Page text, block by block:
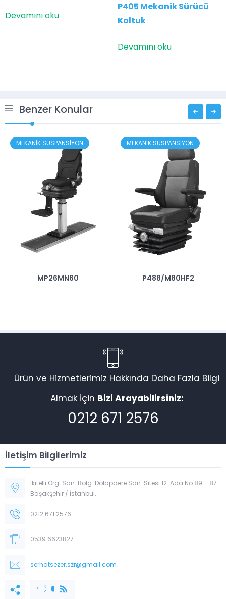
Devamını oku
P405 Mekanik Sürücü
Koltuk
Devamını oku
Benzer Konular
MEKANİK SÜSPANSİYON
MP26MN60
MEKANİK SÜSPANSİYON
P488/M80HF2
Ürün ve Hizmetlerimiz Hakkında Daha Fazla Bilgi
Almak İçin Bizi Arayabilirsiniz:
0212 671 2576
İletişim Bilgilerimiz
İkitelli Org. San. Bölg. Dolapdere San. Sitesi 12. Ada No.89 – 87
Başakşehir / İstanbul.
0212 671 2576
0539 6623827
serhatsezer.szr@gmail.com